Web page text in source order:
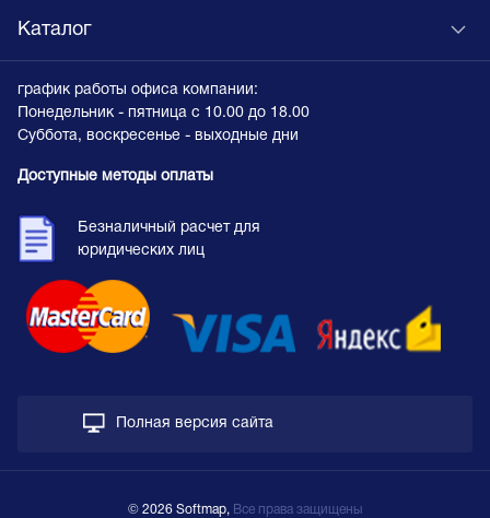
Каталог
график работы офиса компании:
Понедельник - пятница с 10.00 до 18.00
Суббота, воскресенье - выходные дни
Доступные методы оплаты
Безналичный расчет для
юридических лиц
Полная версия сайта
© 2026 Softmap, Все права защищены